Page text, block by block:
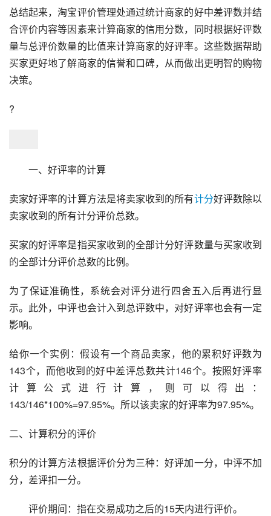
总结起来，淘宝评价管理处通过统计商家的好中差评数并结
合评价内容等因素来计算商家的信用分数，同时根据好评数
量与总评价数量的比值来计算商家的好评率。这些数据帮助
买家更好地了解商家的信誉和口碑，从而做出更明智的购物
决策。
?
一、好评率的计算
卖家好评率的计算方法是将卖家收到的所有计分好评数除以
卖家收到的所有计分评价总数。
买家的好评率是指买家收到的全部计分好评数量与买家收到
的全部计分评价总数的比例。
为了保证准确性，系统会对评分进行四舍五入后再进行显
示。此外，中评也会计入到总评数中，对好评率也会有一定
影响。
给你一个实例：假设有一个商品卖家，他的累积好评数为
143个，而他收到的好中差评总数共计146个。按照好评率
计算公式进行计算，则可以得出：
143/146*100%=97.95%。所以该卖家的好评率为97.95%。
二、计算积分的评价
积分的计算方法根据评价分为三种：好评加一分，中评不加
分，差评扣一分。
评价期间：指在交易成功之后的15天内进行评价。